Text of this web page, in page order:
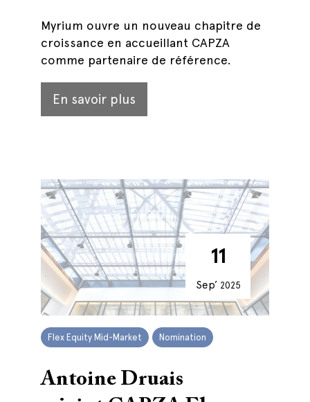
Myrium ouvre un nouveau chapitre de
croissance en accueillant CAPZA
comme partenaire de référence.
En savoir plus
11
Sep’ 2025
Flex Equity Mid-Market Nomination
Antoine Druais